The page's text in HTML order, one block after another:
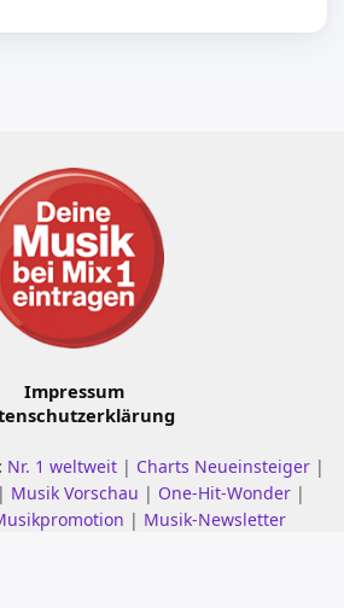
Impressum
Nr. 1 weltweit | Charts Neueinsteiger |
| Musik Vorschau | One-Hit-Wonder |
| Musik-Newsletter